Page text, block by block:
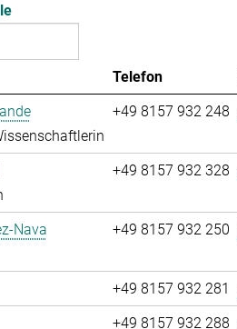
Telefon
+49 8157 932 248
+49 8157 932 328
Nava
+49 8157 932 250
+49 8157 932 281
+49 8157 932 288